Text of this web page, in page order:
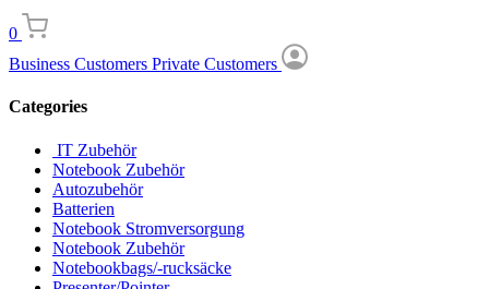
0
Business Customers Private Customers
Categories
IT Zubehör
Notebook Zubehör
Autozubehör
Batterien
Notebook Stromversorgung
Notebook Zubehör
Notebookbags/-rucksäcke